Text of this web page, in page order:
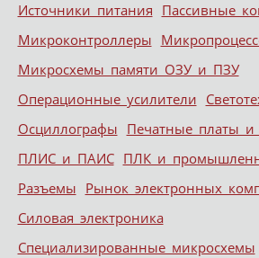
Источники питания Пассивные
Микроконтроллеры
Микросхемы памяти ОЗУ и ПЗУ
Операционные усилители
Осциллографы Печатные платы
ПЛИС и ПАИС ПЛК и
Разъемы Рынок электронных
Силовая электроника
Специализированные микросхемы